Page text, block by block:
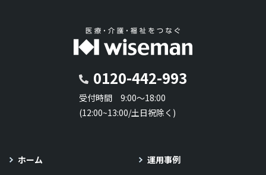
0120-442-993
受付時間 9:00～18:00
(12:00~13:00/土日祝除く)
ホーム
運用事例